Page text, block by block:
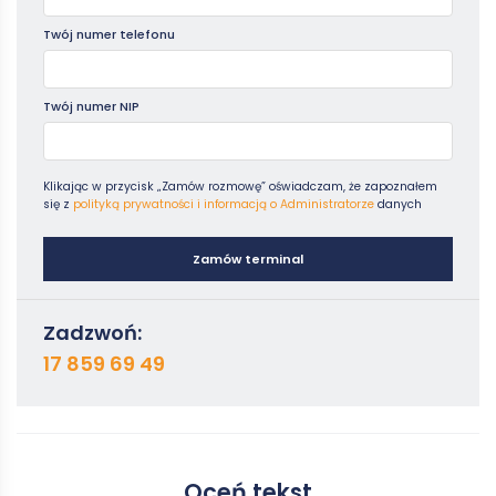
Twój numer telefonu
Twój numer NIP
Klikając w przycisk „Zamów rozmowę” oświadczam, że zapoznałem
się z polityką prywatności i informacją o Administratorze danych
Zamów terminal
Zadzwoń:
17 859 69 49